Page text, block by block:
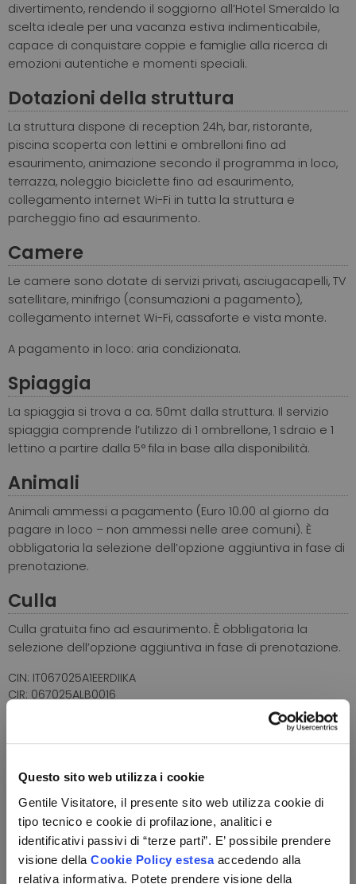
Questo sito web utilizza i cookie
Gentile Visitatore, il presente sito web utilizza cookie di
tipo tecnico e cookie di profilazione, analitici e
identificativi passivi di “terze parti”. E’ possibile prendere
visione della Cookie Policy estesaaccedendo alla
relativa informativa. Potete prendere visione della
divertimento, rendendo il soggiorno all’Hotel Smeraldo la
scelta ideale per una vacanza estiva indimenticabile,
capace di conquistare coppie e famiglie alla ricerca di
emozioni autentiche e momenti speciali.
Dotazioni della struttura
La struttura dispone di reception 24h, bar, ristorante,
piscina scoperta con lettini e ombrelloni fino ad
esaurimento, animazione secondo il programma in loco,
terrazza, noleggio biciclette fino ad esaurimento,
collegamento internet Wi-Fi in tutta la struttura e
parcheggio fino ad esaurimento.
Camere
Le camere sono dotate di servizi privati, asciugacapelli, TV
satellitare, minifrigo (consumazioni a pagamento),
collegamento internet Wi-Fi, cassaforte e vista monte.
A pagamento in loco: aria condizionata.
Spiaggia
La spiaggia si trova a ca. 50mt dalla struttura. Il servizio
spiaggia comprende l’utilizzo di 1 ombrellone, 1 sdraio e 1
lettino a partire dalla 5° fila in base alla disponibilità.
Animali
Animali ammessi a pagamento (Euro 10.00 al giorno da
pagare in loco – non ammessi nelle aree comuni). È
obbligatoria la selezione dell’opzione aggiuntiva in fase di
prenotazione.
Culla
Culla gratuita fino ad esaurimento. È obbligatoria la
selezione dell’opzione aggiuntiva in fase di prenotazione.
CIN: IT067025A1EERDIIKA
CIR: 067025ALB0016
Calcola il tuo preventivo
selezionato.
Numero totale dei viaggiatori
Totale viaggiatori, anche se gratuiti